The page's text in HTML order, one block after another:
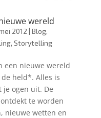
wereld
2012 | Blog,
, Storytelling
een nieuwe wereld
held*. Alles is
je ogen uit. De
te worden
nieuwe wetten en